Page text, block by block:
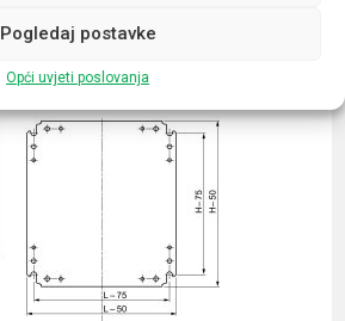
Pogledaj postavke
Opći uvjeti poslovanja